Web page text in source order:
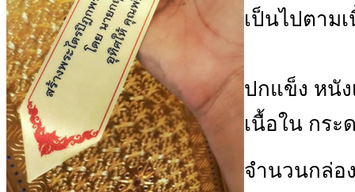
เป็นไปตาม
ปกแข็ง หนั
เนื้อใน กระ
จำนวนกล่อ